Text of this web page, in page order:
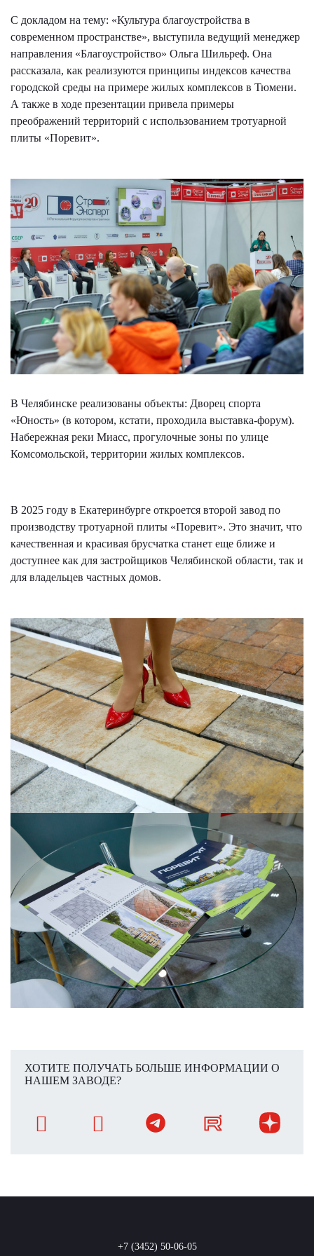
С докладом на тему: «Культура благоустройства в
современном пространстве», выступила ведущий менеджер
направления «Благоустройство» Ольга Шильреф. Она
рассказала, как реализуются принципы индексов качества
городской среды на примере жилых комплексов в Тюмени.
А также в ходе презентации привела примеры
преображений территорий с использованием тротуарной
плиты «Поревит».
В Челябинске реализованы объекты: Дворец спорта
«Юность» (в котором, кстати, проходила выставка-форум).
Набережная реки Миасс, прогулочные зоны по улице
Комсомольской, территории жилых комплексов.
В 2025 году в Екатеринбурге откроется второй завод по
производству тротуарной плиты «Поревит». Это значит, что
качественная и красивая брусчатка станет еще ближе и
доступнее как для застройщиков Челябинской области, так и
для владельцев частных домов.
ХОТИТЕ ПОЛУЧАТЬ БОЛЬШЕ ИНФОРМАЦИИ О
НАШЕМ ЗАВОДЕ?
+7 (3452) 50-06-05